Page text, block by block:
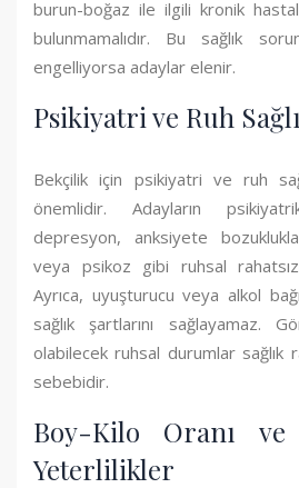
burun-boğaz ile ilgili kronik
bulunmamalıdır. Bu sağlık
engelliyorsa adaylar elenir.
Psikiyatri ve Ruh
Bekçilik için psikiyatri ve ruh
önemlidir. Adayların
depresyon, anksiyete
veya psikoz gibi ruhsal
Ayrıca, uyuşturucu veya alkol
sağlık şartlarını sağlayamaz.
olabilecek ruhsal durumlar sağlık
sebebidir.
Boy-Kilo Oranı
Yeterlilikler